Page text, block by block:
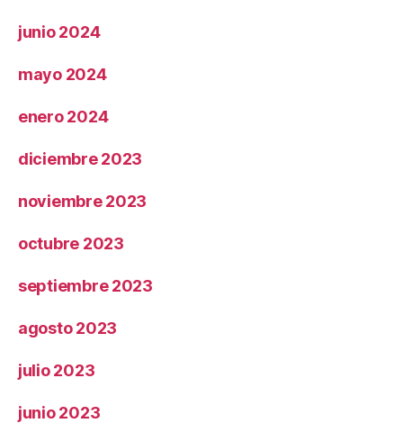
junio 2024
mayo 2024
enero 2024
diciembre 2023
noviembre 2023
octubre 2023
septiembre 2023
agosto 2023
julio 2023
junio 2023